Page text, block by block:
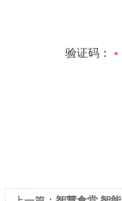
验证码：